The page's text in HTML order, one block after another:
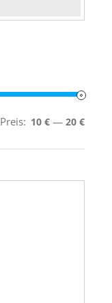
Preis: 10 € — 20 €